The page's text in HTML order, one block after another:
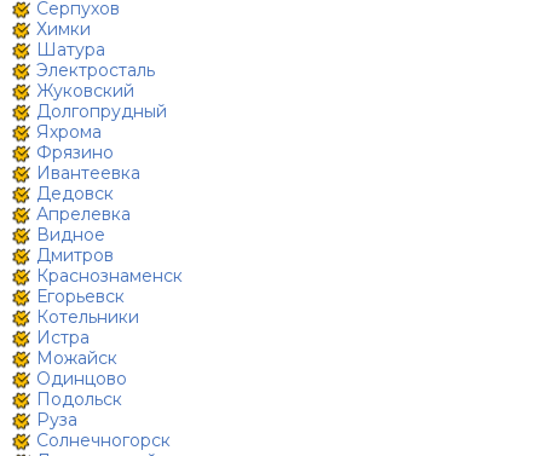
Серпухов
Химки
Шатура
Электросталь
Жуковский
Долгопрудный
Яхрома
Фрязино
Ивантеевка
Дедовск
Апрелевка
Видное
Дмитров
Краснознаменск
Егорьевск
Котельники
Истра
Можайск
Одинцово
Подольск
Руза
Солнечногорск